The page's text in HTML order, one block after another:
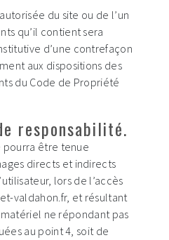
du site ou de l’un
qu’il contient sera
d’une contrefaçon
aux dispositions des
du Code de Propriété
responsabilité.
pourra être tenue
directs et indirects
lors de l’accès
valdahon.fr, et résultant
ne répondant pas
au point 4, soit de